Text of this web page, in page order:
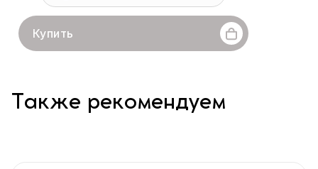
Купить
Также рекомендуем